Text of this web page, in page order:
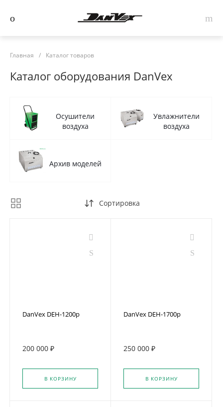
Главная / Каталог товаров
Каталог оборудования DanVex
Осушители
воздуха
Увлажнители
воздуха
Архив моделей
Сортировка
DanVex DEH-1200p
200 000 ₽
В КОРЗИНУ
DanVex DEH-1700p
250 000 ₽
В КОРЗИНУ